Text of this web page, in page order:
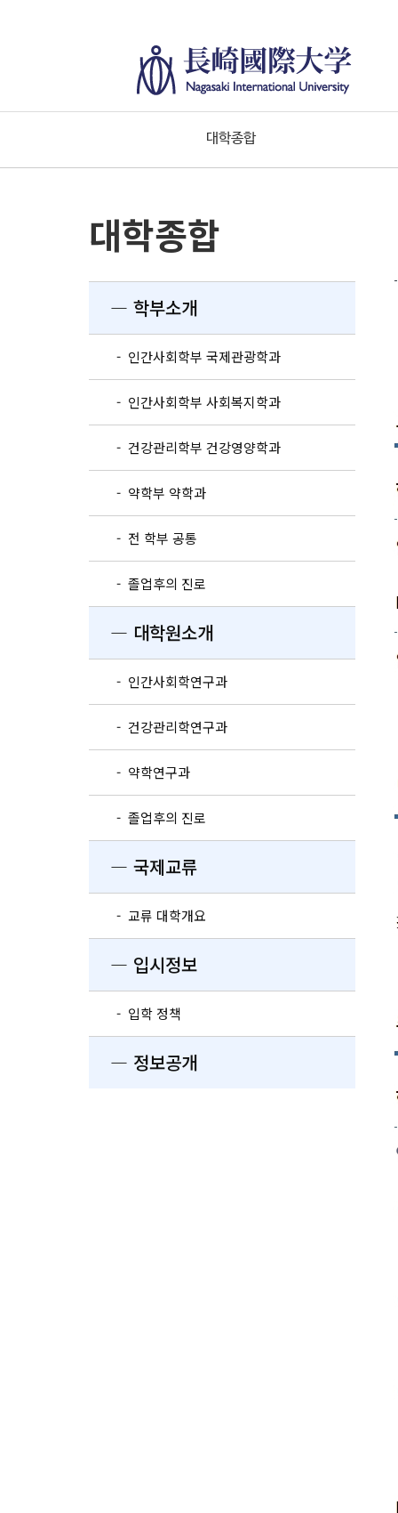
대학종합
대학종합
― 학부소개
- 인간사회학부 국제관광학과
- 인간사회학부 사회복지학과
- 건강관리학부 건강영양학과
- 약학부 약학과
- 전 학부 공통
- 졸업후의 진로
― 대학원소개
- 인간사회학연구과
- 건강관리학연구과
- 약학연구과
- 졸업후의 진로
― 국제교류
- 교류 대학개요
― 입시정보
- 입학 정책
― 정보공개